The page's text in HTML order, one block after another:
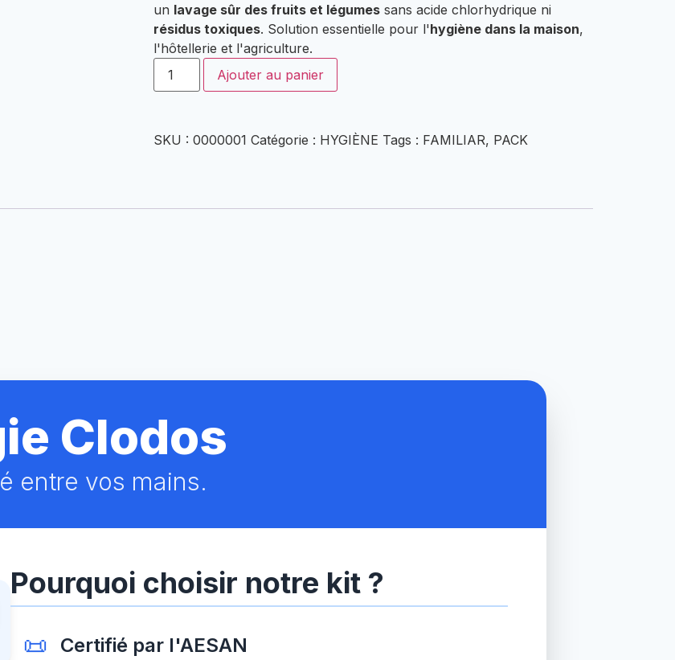
un lavage sûr des fruits et légumessans acide chlorhydrique ni
résidus toxiques. Solution essentielle pour l'hygiène dans la maison,
l'hôtellerie et l'agriculture.
PACK
HYGIÈNE
FAMILIALE
Ajouter au panier
SKU : 0000001 Catégorie : HYGIÈNE Tags : FAMILIAR, PACK
Clodos
entre vos mains.
Pourquoi choisir notre kit ?
📜 Certifié par l'AESAN